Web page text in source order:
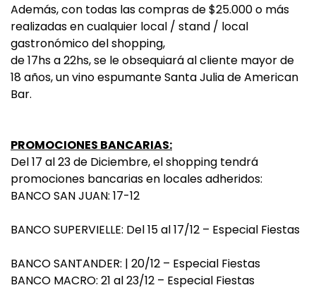
Además, con todas las compras de $25.000 o más
realizadas en cualquier local / stand / local
gastronómico del shopping,
de 17hs a 22hs, se le obsequiará al cliente mayor de
18 años, un vino espumante Santa Julia de American
Bar.
PROMOCIONES BANCARIAS:
Del 17 al 23 de Diciembre, el shopping tendrá
promociones bancarias en locales adheridos:
BANCO SAN JUAN: 17-12
BANCO SUPERVIELLE: Del 15 al 17/12 – Especial Fiestas
BANCO SANTANDER: | 20/12 – Especial Fiestas
BANCO MACRO: 21 al 23/12 – Especial Fiestas